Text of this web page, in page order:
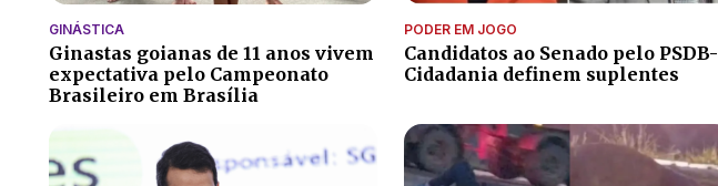
GINÁSTICA
Ginastas goianas de 11 anos vivem
expectativa pelo Campeonato
Brasileiro em Brasília
PODER EM JOGO
Candidatos ao Senado pelo PSDB-
Cidadania definem suplentes